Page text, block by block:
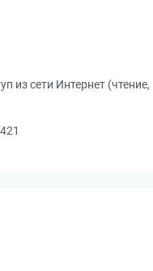
из сети Интернет (чтение,